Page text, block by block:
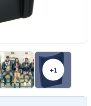
+1